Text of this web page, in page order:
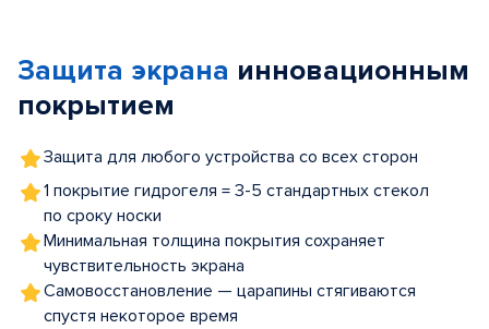
5
Защита экрана инновационным
покрытием
Защита для любого устройства со всех сторон
1 покрытие гидрогеля = 3-5 стандартных стекол
по сроку носки
Минимальная толщина покрытия сохраняет
чувствительность экрана
Самовосстановление — царапины стягиваются
спустя некоторое время